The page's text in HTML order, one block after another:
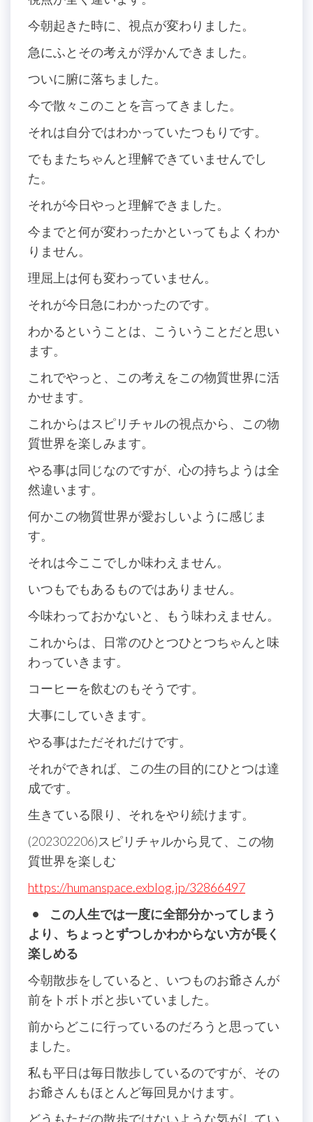
今朝起きた時に、視点が変わりました。
急にふとその考えが浮かんできました。
ついに腑に落ちました。
今で散々このことを言ってきました。
それは自分ではわかっていたつもりです。
でもまたちゃんと理解できていませんでし
た。
それが今日やっと理解できました。
今までと何が変わったかといってもよくわか
りません。
理屈上は何も変わっていません。
それが今日急にわかったのです。
わかるということは、こういうことだと思い
ます。
これでやっと、この考えをこの物質世界に活
かせます。
これからはスピリチャルの視点から、この物
質世界を楽しみます。
やる事は同じなのですが、心の持ちようは全
然違います。
何かこの物質世界が愛おしいように感じま
す。
それは今ここでしか味わえません。
いつもでもあるものではありません。
今味わっておかないと、もう味わえません。
これからは、日常のひとつひとつちゃんと味
わっていきます。
コーヒーを飲むのもそうです。
大事にしていきます。
やる事はただそれだけです。
それができれば、この生の目的にひとつは達
成です。
生きている限り、それをやり続けます。
(202302206)スピリチャルから見て、この物
質世界を楽しむ
https://humanspace.exblog.jp/32866497
• この人生では一度に全部分かってしまう
より、ちょっとずつしかわからない方が長く
楽しめる
今朝散歩をしていると、いつものお爺さんが
前をトボトボと歩いていました。
前からどこに行っているのだろうと思ってい
ました。
私も平日は毎日散歩しているのですが、その
お爺さんもほとんど毎回見かけます。
どうもただの散歩ではないような気がしてい